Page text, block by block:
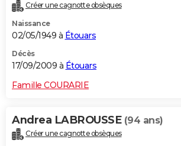
Créer une cagnotte obsèques
Naissance
02/05/1949 à Étouars
Décès
17/09/2009 à Étouars
Famille COURARIE
Andrea LABROUSSE (94 ans)
Créer une cagnotte obsèques